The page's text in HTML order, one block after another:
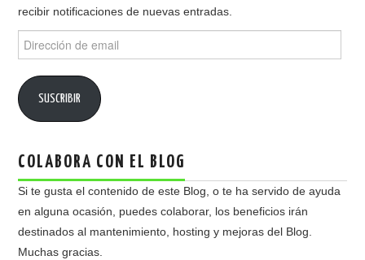
recibir notificaciones de nuevas entradas.
de
SUSCRIBIR
COLABORA CON EL BLOG
Si te gusta el contenido de este Blog, o te ha servido de ayuda
en alguna ocasión, puedes colaborar, los beneficios irán
destinados al mantenimiento, hosting y mejoras del Blog.
Muchas gracias.